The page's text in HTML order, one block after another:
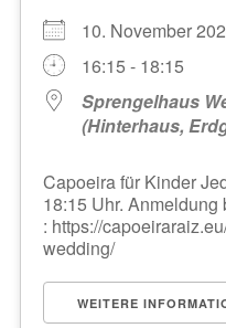
10. November
16:15 - 18:15
Sprengelhaus
(Hinterhaus,
Capoeira für Kinder
18:15 Uhr.
: https://
wedding/
WEITERE